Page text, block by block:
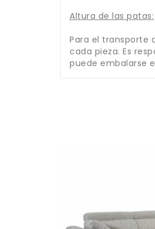
Altura de las patas:
Para el transporte
cada pieza. Es
puede embalarse